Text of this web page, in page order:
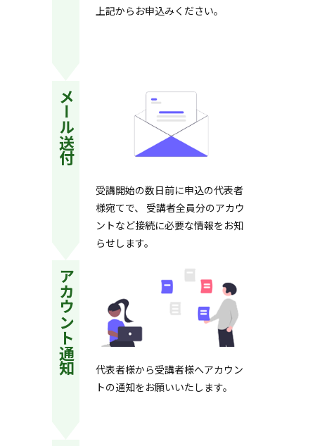
上記からお申込みください。
メール送付
受講開始の数日前に申込の代表者
様宛てで、 受講者全員分のアカウ
ントなど接続に必要な情報をお知
らせします。
アカウント通知
代表者様から受講者様へアカウン
トの通知をお願いいたします。